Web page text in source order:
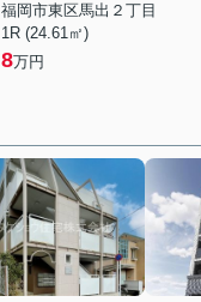
福岡市東区馬出２丁目
1R (24.61㎡)
8万円